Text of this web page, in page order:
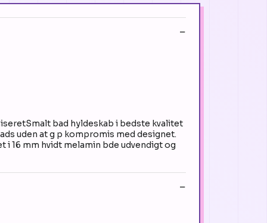
bad hyldeskab i bedste kvalitet
uden at g p kompromis med designet.
16 mm hvidt melamin bde udvendigt og